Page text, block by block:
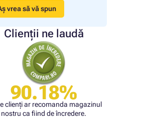
vrea să vă spun
Clienții ne laudă
90.18%
clienți ar recomanda magazinul
nostru ca fiind de încredere.